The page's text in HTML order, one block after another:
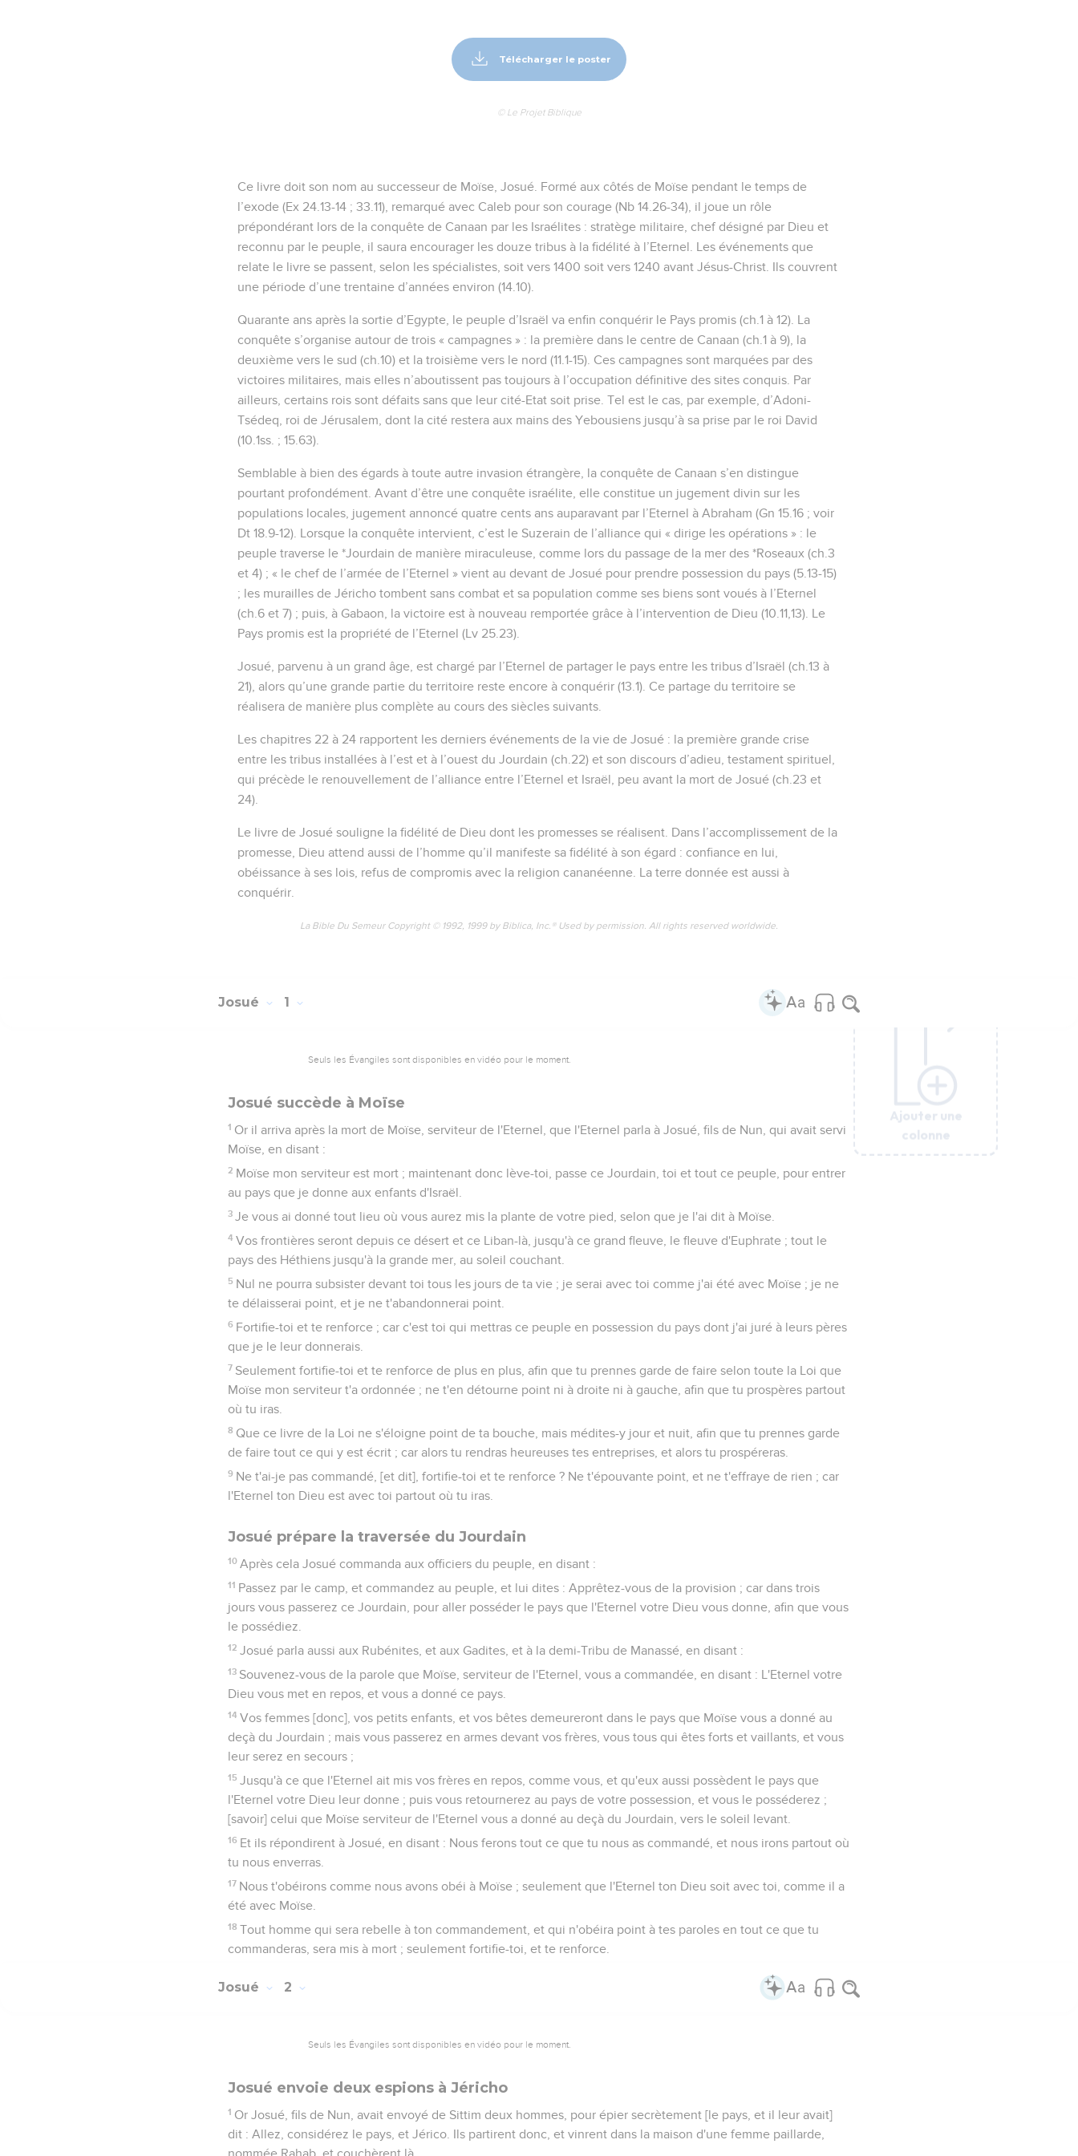
Ajouter une
colonne
Télécharger le poster
© Le Projet Biblique
Ce livre doit son nom au successeur de Moïse, Josué. Formé aux côtés de Moïse pendant le temps de
l’exode (Ex 24.13-14 ; 33.11), remarqué avec Caleb pour son courage (Nb 14.26-34), il joue un rôle
prépondérant lors de la conquête de Canaan par les Israélites : stratège militaire, chef désigné par Dieu et
reconnu par le peuple, il saura encourager les douze tribus à la fidélité à l’Eternel. Les événements que
relate le livre se passent, selon les spécialistes, soit vers 1400 soit vers 1240 avant Jésus-Christ. Ils couvrent
une période d’une trentaine d’années environ (14.10).
Quarante ans après la sortie d’Egypte, le peuple d’Israël va enfin conquérir le Pays promis (ch.1 à 12). La
conquête s’organise autour de trois « campagnes » : la première dans le centre de Canaan (ch.1 à 9), la
deuxième vers le sud (ch.10) et la troisième vers le nord (11.1-15). Ces campagnes sont marquées par des
victoires militaires, mais elles n’aboutissent pas toujours à l’occupation définitive des sites conquis. Par
ailleurs, certains rois sont défaits sans que leur cité-Etat soit prise. Tel est le cas, par exemple, d’Adoni-
Tsédeq, roi de Jérusalem, dont la cité restera aux mains des Yebousiens jusqu’à sa prise par le roi David
(10.1ss. ; 15.63).
Semblable à bien des égards à toute autre invasion étrangère, la conquête de Canaan s’en distingue
pourtant profondément. Avant d’être une conquête israélite, elle constitue un jugement divin sur les
populations locales, jugement annoncé quatre cents ans auparavant par l’Eternel à Abraham (Gn 15.16 ; voir
Dt 18.9-12). Lorsque la conquête intervient, c’est le Suzerain de l’alliance qui « dirige les opérations » : le
peuple traverse le *Jourdain de manière miraculeuse, comme lors du passage de la mer des *Roseaux (ch.3
et 4) ; « le chef de l’armée de l’Eternel » vient au devant de Josué pour prendre possession du pays (5.13-15)
; les murailles de Jéricho tombent sans combat et sa population comme ses biens sont voués à l’Eternel
(ch.6 et 7) ; puis, à Gabaon, la victoire est à nouveau remportée grâce à l’intervention de Dieu (10.11,13). Le
Pays promis est la propriété de l’Eternel (Lv 25.23).
Josué, parvenu à un grand âge, est chargé par l’Eternel de partager le pays entre les tribus d’Israël (ch.13 à
21), alors qu’une grande partie du territoire reste encore à conquérir (13.1). Ce partage du territoire se
réalisera de manière plus complète au cours des siècles suivants.
Les chapitres 22 à 24 rapportent les derniers événements de la vie de Josué : la première grande crise
entre les tribus installées à l’est et à l’ouest du Jourdain (ch.22) et son discours d’adieu, testament spirituel,
qui précède le renouvellement de l’alliance entre l’Eternel et Israël, peu avant la mort de Josué (ch.23 et
24).
Le livre de Josué souligne la fidélité de Dieu dont les promesses se réalisent. Dans l’accomplissement de la
promesse, Dieu attend aussi de l’homme qu’il manifeste sa fidélité à son égard : confiance en lui,
obéissance à ses lois, refus de compromis avec la religion cananéenne. La terre donnée est aussi à
conquérir.
La Bible Du Semeur Copyright © 1992, 1999 by Biblica, Inc.® Used by permission. All rights reserved worldwide.
Josué 1
Seuls les Évangiles sont disponibles en vidéo pour le moment.
Josué succède à Moïse
1 Or il arriva après la mort de Moïse, serviteur de l'Eternel, que l'Eternel parla à Josué, fils de Nun, qui avait servi
Moïse, en disant :
2 Moïse mon serviteur est mort ; maintenant donc lève-toi, passe ce Jourdain, toi et tout ce peuple, pour entrer
au pays que je donne aux enfants d'Israël.
3 Je vous ai donné tout lieu où vous aurez mis la plante de votre pied, selon que je l'ai dit à Moïse.
4 Vos frontières seront depuis ce désert et ce Liban-là, jusqu'à ce grand fleuve, le fleuve d'Euphrate ; tout le
pays des Héthiens jusqu'à la grande mer, au soleil couchant.
5 Nul ne pourra subsister devant toi tous les jours de ta vie ; je serai avec toi comme j'ai été avec Moïse ; je ne
te délaisserai point, et je ne t'abandonnerai point.
6 Fortifie-toi et te renforce ; car c'est toi qui mettras ce peuple en possession du pays dont j'ai juré à leurs pères
que je le leur donnerais.
7 Seulement fortifie-toi et te renforce de plus en plus, afin que tu prennes garde de faire selon toute la Loi que
Moïse mon serviteur t'a ordonnée ; ne t'en détourne point ni à droite ni à gauche, afin que tu prospères partout
où tu iras.
8 Que ce livre de la Loi ne s'éloigne point de ta bouche, mais médites-y jour et nuit, afin que tu prennes garde
de faire tout ce qui y est écrit ; car alors tu rendras heureuses tes entreprises, et alors tu prospéreras.
9 Ne t'ai-je pas commandé, [et dit], fortifie-toi et te renforce ? Ne t'épouvante point, et ne t'effraye de rien ; car
l'Eternel ton Dieu est avec toi partout où tu iras.
Josué prépare la traversée du Jourdain
10 Après cela Josué commanda aux officiers du peuple, en disant :
11 Passez par le camp, et commandez au peuple, et lui dites : Apprêtez-vous de la provision ; car dans trois
jours vous passerez ce Jourdain, pour aller posséder le pays que l'Eternel votre Dieu vous donne, afin que vous
le possédiez.
12 Josué parla aussi aux Rubénites, et aux Gadites, et à la demi-Tribu de Manassé, en disant :
13 Souvenez-vous de la parole que Moïse, serviteur de l'Eternel, vous a commandée, en disant : L'Eternel votre
Dieu vous met en repos, et vous a donné ce pays.
14 Vos femmes [donc], vos petits enfants, et vos bêtes demeureront dans le pays que Moïse vous a donné au
deçà du Jourdain ; mais vous passerez en armes devant vos frères, vous tous qui êtes forts et vaillants, et vous
leur serez en secours ;
15 Jusqu'à ce que l'Eternel ait mis vos frères en repos, comme vous, et qu'eux aussi possèdent le pays que
l'Eternel votre Dieu leur donne ; puis vous retournerez au pays de votre possession, et vous le posséderez ;
[savoir] celui que Moïse serviteur de l'Eternel vous a donné au deçà du Jourdain, vers le soleil levant.
16 Et ils répondirent à Josué, en disant : Nous ferons tout ce que tu nous as commandé, et nous irons partout où
tu nous enverras.
17 Nous t'obéirons comme nous avons obéi à Moïse ; seulement que l'Eternel ton Dieu soit avec toi, comme il a
été avec Moïse.
18 Tout homme qui sera rebelle à ton commandement, et qui n'obéira point à tes paroles en tout ce que tu
commanderas, sera mis à mort ; seulement fortifie-toi, et te renforce.
Ajouter une
colonne
Josué 2
Seuls les Évangiles sont disponibles en vidéo pour le moment.
Josué envoie deux espions à Jéricho
1 Or Josué, fils de Nun, avait envoyé de Sittim deux hommes, pour épier secrètement [le pays, et il leur avait]
dit : Allez, considérez le pays, et Jérico. Ils partirent donc, et vinrent dans la maison d'une femme paillarde,
nommée Rahab, et couchèrent là.
Ajouter une
colonne
Ajouter une
colonne
Ajouter une
colonne